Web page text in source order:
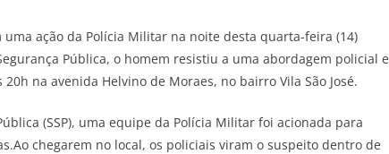
ação da Polícia Militar na noite desta quarta-feira (14)
Pública, o homem resistiu a uma abordagem policial e
na avenida Helvino de Moraes, no bairro Vila São José.
(SSP), uma equipe da Polícia Militar foi acionada para
chegarem no local, os policiais viram o suspeito dentro de